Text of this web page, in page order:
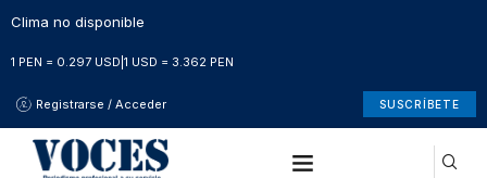
Clima no disponible
1 PEN = 0.297 USD 1 USD = 3.362 PEN
Registrarse / Acceder SUSCRÍBETE